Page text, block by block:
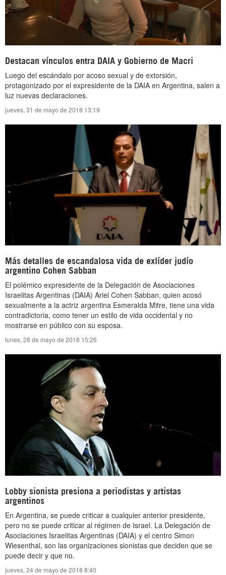
Destacan vínculos entra DAIA y Gobierno de Macri
Luego del escándalo por acoso sexual y de extorsión,
protagonizado por el expresidente de la DAIA en Argentina, salen a
luz nuevas declaraciones.
jueves, 31 de mayo de 2018 13:19
Más detalles de escandalosa vida de exlíder judío
argentino Cohen Sabban
El polémico expresidente de la Delegación de Asociaciones
Israelitas Argentinas (DAIA) Ariel Cohen Sabban, quien acosó
sexualmente a la actriz argentina Esmeralda Mitre, tiene una vida
contradictoria, como tener un estilo de vida occidental y no
mostrarse en público con su esposa.
lunes, 28 de mayo de 2018 15:26
Lobby sionista presiona a periodistas y artistas
argentinos
En Argentina, se puede criticar a cualquier anterior presidente,
pero no se puede criticar al régimen de Israel. La Delegación de
Asociaciones Israelitas Argentinas (DAIA) y el centro Simon
Wiesenthal, son las organizaciones sionistas que deciden que se
puede decir y que no.
jueves, 24 de mayo de 2018 8:40